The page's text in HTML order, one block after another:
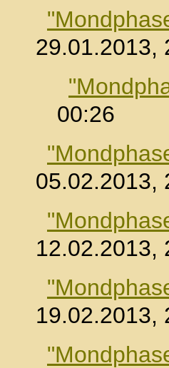
29.01.2013,
00:26
05.02.2013,
12.02.2013,
19.02.2013,